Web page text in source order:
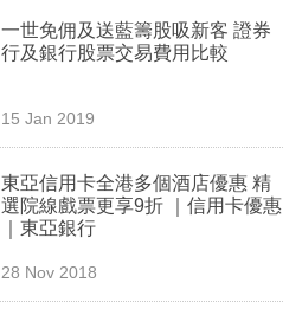
一世免佣及送藍籌股吸新客 證券
行及銀行股票交易費用比較
15 Jan 2019
東亞信用卡全港多個酒店優惠 精
選院線戲票更享9折 ｜信用卡優惠
｜東亞銀行
28 Nov 2018